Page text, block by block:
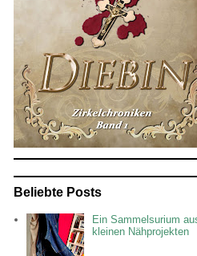
Beliebte Posts
Ein Sammelsurium
kleinen Nähprojekten